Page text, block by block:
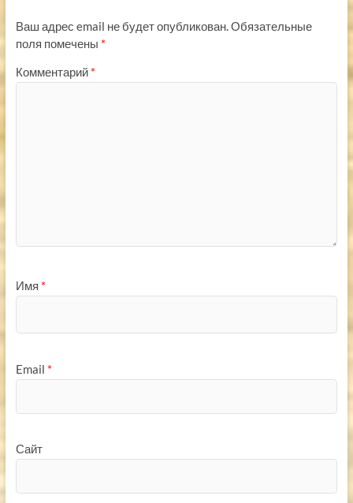
Ваш адрес email не будет опубликован.Обязательные
поля помечены *
Комментарий *
Имя *
Email *
Сайт